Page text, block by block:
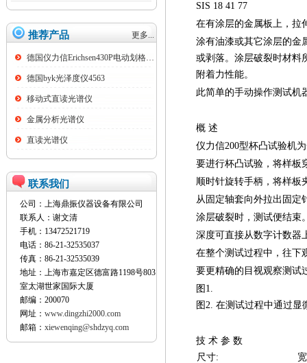
推荐产品 更多...
德国仪力信Erichsen430P电动划格试验仪
德国byk光泽度仪4563
移动式直读光谱仪
金属分析光谱仪
直读光谱仪
联系我们
公司：上海鼎振仪器设备有限公司
联系人：谢文清
手机：13472521719
电话：86-21-32535037
传真：86-21-32535039
地址：上海市嘉定区德富路1198号803
室太湖世家国际大厦
邮编：200070
网址： www.dingzhi2000.com
邮箱： xiewenqing@shdzyq.com
SIS 18 41 77
在有涂层的金属板上，拉
涂有油漆或其它涂层的金
或剥落。涂层破裂时材料
附着力性能。
此简单的手动操作测试机
概 述
仪力信200型杯凸试验机
要进行杯凸试验，将样板
顺时针旋转手柄，将样板
从固定轴套向外拉出固定
涂层破裂时，测试便结束
深度可直接从数字计数器
在整个测试过程中，往下
要更精确的目视观察测试
图1.
图2. 在测试过程中通过显
技 术 参 数
尺寸: